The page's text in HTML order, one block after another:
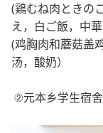
(鶏むね肉ときの
え，白ご飯，中
(鸡胸肉和蘑菇盖
汤，酸奶）
②元本乡学生宿舍